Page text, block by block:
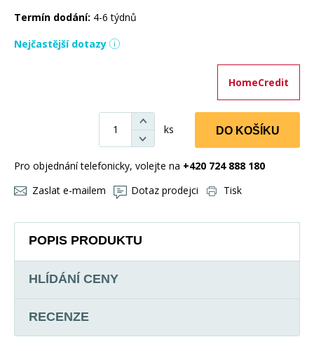
Termín dodání: 4-6 týdnů
Nejčastější dotazy
HomeCredit
ks DO KOŠÍKU
Pro objednání telefonicky, volejte na +420 724 888 180
Zaslat e-mailem
Dotaz prodejci Tisk
POPIS PRODUKTU
HLÍDÁNÍ CENY
RECENZE